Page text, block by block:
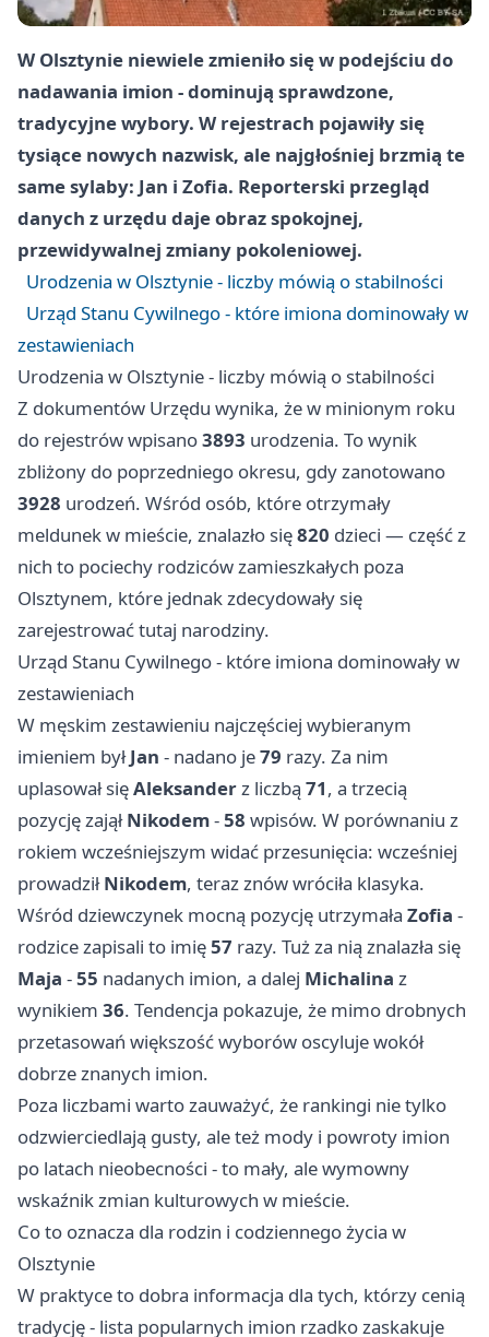
W Olsztynie niewiele zmieniło się w podejściu do
nadawania imion - dominują sprawdzone,
tradycyjne wybory. W rejestrach pojawiły się
tysiące nowych nazwisk, ale najgłośniej brzmią te
same sylaby: Jan i Zofia. Reporterski przegląd
danych z urzędu daje obraz spokojnej,
przewidywalnej zmiany pokoleniowej.
Urodzenia w Olsztynie - liczby mówią o stabilności
Urząd Stanu Cywilnego - które imiona dominowały w
zestawieniach
Urodzenia w Olsztynie - liczby mówią o stabilności
Z dokumentów Urzędu wynika, że w minionym roku
do rejestrów wpisano3893 urodzenia. To wynik
zbliżony do poprzedniego okresu, gdy zanotowano
3928 urodzeń. Wśród osób, które otrzymały
meldunek w mieście, znalazło się820 dzieci — część z
nich to pociechy rodziców zamieszkałych poza
Olsztynem, które jednak zdecydowały się
zarejestrować tutaj narodziny.
Urząd Stanu Cywilnego - które imiona dominowały w
zestawieniach
W męskim zestawieniu najczęściej wybieranym
imieniem byłJan - nadano je79 razy. Za nim
uplasował sięAleksanderz liczbą 71, a trzecią
pozycję zająłNikodem-58 wpisów. W porównaniu z
rokiem wcześniejszym widać przesunięcia: wcześniej
prowadziłNikodem, teraz znów wróciła klasyka.
Wśród dziewczynek mocną pozycję utrzymała Zofia -
rodzice zapisali to imię57 razy. Tuż za nią znalazła się
Maja -55 nadanych imion, a dalej Michalina z
wynikiem 36. Tendencja pokazuje, że mimo drobnych
przetasowań większość wyborów oscyluje wokół
dobrze znanych imion.
Poza liczbami warto zauważyć, że rankingi nie tylko
odzwierciedlają gusty, ale też mody i powroty imion
po latach nieobecności - to mały, ale wymowny
wskaźnik zmian kulturowych w mieście.
Co to oznacza dla rodzin i codziennego życia w
Olsztynie
W praktyce to dobra informacja dla tych, którzy cenią
tradycję - lista popularnych imion rzadko zaskakuje